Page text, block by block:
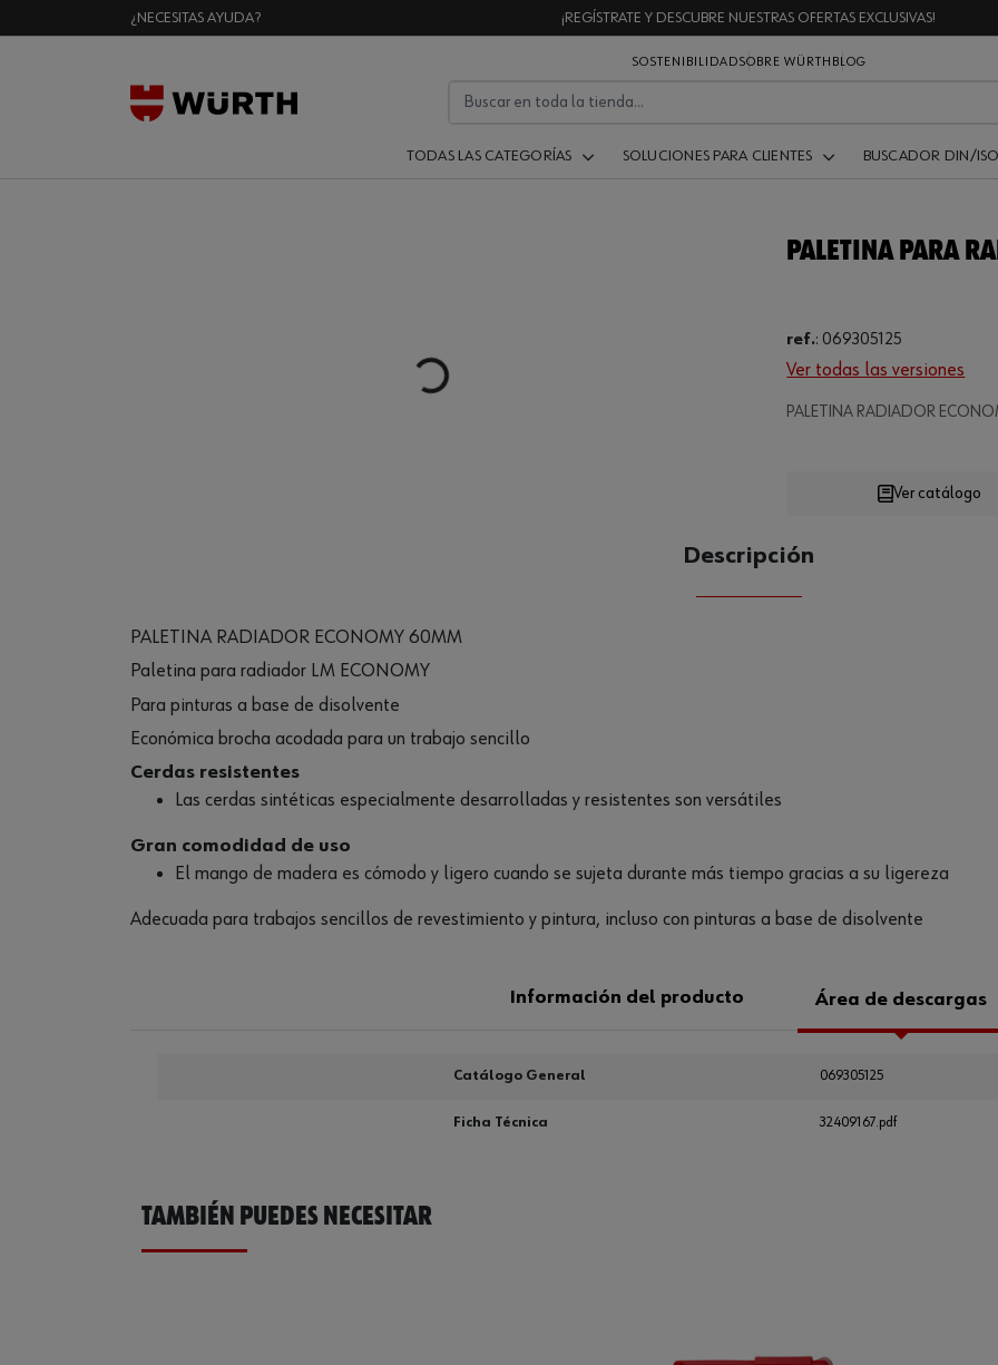
¿NECESITAS AYUDA? ¡REGÍSTRATE Y DESCUBRE NUESTRAS OFERTAS EXCLUSIVAS!
SOSTENIBILIDADSOBRE WÜRTH BLOG
TODAS LAS CATEGORÍAS SOLUCIONES PARA CLIENTES BUSCADOR DIN/ISO
Loading...
PALETINA PARA
ref.: 069305125
Ver todas las versiones
PALETINA RADIADOR
Loading...
CANTIDAD
Ver catálogo
Descripción
PALETINA RADIADOR ECONOMY 60MM
Paletina para radiador LM ECONOMY
Para pinturas a base de disolvente
Económica brocha acodada para un trabajo sencillo
Cerdas resistentes
Las cerdas sintéticas especialmente desarrolladas y resistentes son versátiles
Gran comodidad de uso
El mango de madera es cómodo y ligero cuando se sujeta durante más tiempo gracias a su ligereza
Adecuada para trabajos sencillos de revestimiento y pintura, incluso con pinturas a base de disolvente
Información del producto Área de descargas
Catálogo General 069305125
Ficha Técnica 32409167.pdf
TAMBIÉN PUEDES NECESITAR